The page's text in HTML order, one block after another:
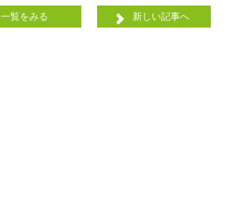
一覧をみる 新しい記事へ